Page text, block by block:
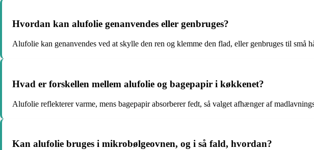
Hvordan kan alufolie genanvendes eller genbruges?
Alufolie kan genanvendes ved at skylle den ren og klemme den flad, eller genbruges til små
Hvad er forskellen mellem alufolie og bagepapir i køkkenet?
Alufolie reflekterer varme, mens bagepapir absorberer fedt, så valget afhænger af
Kan alufolie bruges i mikrobølgeovnen, og i så fald, hvordan?